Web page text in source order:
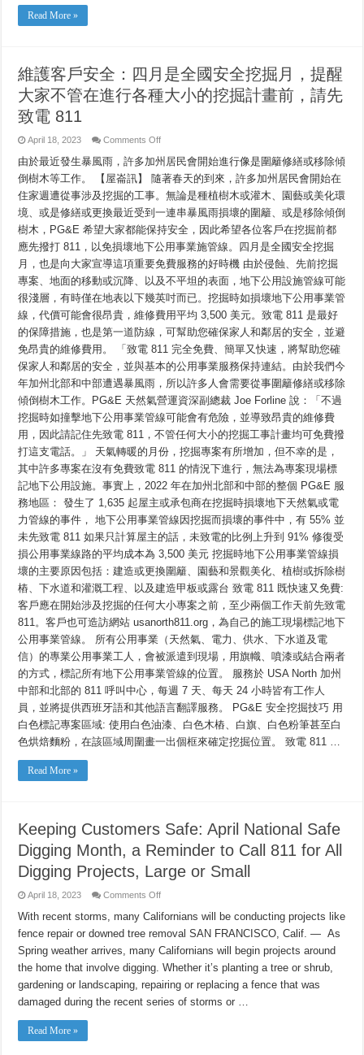
프
로
젝
트
시
에
전
화
해
야
한
다
는
알
림
메
시
지
Uas
Ua
Kev
Khawb
Kev
Xeeb
Thoob
Teb
Chaws
Nyob
Rau
Lub
Plaub
Hlis
Ntuj,
qho
Kev
Ceeb
Toom
txhawm
rau
Rau
811
rau
Tag
Nrho
Cov
Khoos
Kas
Ua
Kev
Khawb
Av,
Loj
sis
Me
Read More »
維護客戶安全：四月是全國安全挖掘月，提醒
大家不管在進行各種大小的挖掘計畫前，請先
致電 811
April 18, 2023 Comments Offon
護
客
戶
安
全：
四
月
是
全
國
安
全
挖
掘
月，
提
大
家
不
管
在
進
行
各
種
小
的
挖
掘
計
畫
前，
請
先
致
電
811
由於最近發生暴風雨，許多加州居民會開始進行像是圍籬修繕或移除傾
倒樹木等工作。 【屋崙訊】 隨著春天的到來，許多加州居民會開始在
住家週遭從事涉及挖掘的工事。無論是種植樹木或灌木、園藝或美化環
境、或是修繕或更換最近受到一連串暴風雨損壞的圍籬、或是移除傾倒
樹木，PG&E 希望大家都能保持安全，因此希望各位客戶在挖掘前都
應先撥打 811，以免損壞地下公用事業施管線。四月是全國安全挖掘
月，也是向大家宣導這項重要免費服務的好時機 由於侵蝕、先前挖掘
專案、地面的移動或沉降、以及不平坦的表面，地下公用設施管線可能
很淺層，有時僅在地表以下幾英吋而已。挖掘時如損壞地下公用事業管
線，代價可能會很昂貴，維修費用平均 3,500 美元。致電 811 是最好
的保障措施，也是第一道防線，可幫助您確保家人和鄰居的安全，並避
免昂貴的維修費用。 「致電 811 完全免費、簡單又快速，將幫助您確
保家人和鄰居的安全，並與基本的公用事業服務保持連結。由於我們今
年加州北部和中部遭遇暴風雨，所以許多人會需要從事圍籬修繕或移除
傾倒樹木工作。PG&E 天然氣營運資深副總裁 Joe Forline 說：「不過
挖掘時如撞擊地下公用事業管線可能會有危險，並導致昂貴的維修費
用，因此請記住先致電 811，不管任何大小的挖掘工事計畫均可免費撥
打這支電話。」 天氣轉暖的月份，挖掘專案有所增加，但不幸的是，
其中許多專案在沒有免費致電 811 的情況下進行，無法為專案現場標
記地下公用設施。事實上，2022 年在加州北部和中部的整個 PG&E 服
務地區： 發生了 1,635 起屋主或承包商在挖掘時損壞地下天然氣或電
力管線的事件， 地下公用事業管線因挖掘而損壞的事件中，有 55% 並
未先致電 811 如果只計算屋主的話，未致電的比例上升到 91% 修復受
損公用事業線路的平均成本為 3,500 美元 挖掘時地下公用事業管線損
壞的主要原因包括：建造或更換圍籬、園藝和景觀美化、植樹或拆除樹
樁、下水道和灌溉工程、以及建造甲板或露台 致電 811 既快速又免費:
客戶應在開始涉及挖掘的任何大小專案之前，至少兩個工作天前先致電
811。客戶也可造訪網站 usanorth811.org，為自己的施工現場標記地下
公用事業管線。 所有公用事業（天然氣、電力、供水、下水道及電
信）的專業公用事業工人，會被派遣到現場，用旗幟、噴漆或結合兩者
的方式，標記所有地下公用事業管線的位置。 服務於 USA North 加州
中部和北部的 811 呼叫中心，每週 7 天、每天 24 小時皆有工作人
員，並將提供西班牙語和其他語言翻譯服務。 PG&E 安全挖掘技巧 用
白色標記專案區域: 使用白色油漆、白色木樁、白旗、白色粉筆甚至白
色烘焙麵粉，在該區域周圍畫一出個框來確定挖掘位置。 致電 811 …
Read More »
Keeping Customers Safe: April National Safe
Digging Month, a Reminder to Call 811 for All
Digging Projects, Large or Small
April 18, 2023 Comments Offon
Customers
Safe:
April
Safe
Digging
Month,
a
Reminder
to
With recent storms, many Californians will be conducting projects like
fence repair or downed tree removal SAN FRANCISCO, Calif. — As
Spring weather arrives, many Californians will begin projects around
the home that involve digging. Whether it’s planting a tree or shrub,
gardening or landscaping, repairing or replacing a fence that was
damaged during the recent series of storms or …
Read More »